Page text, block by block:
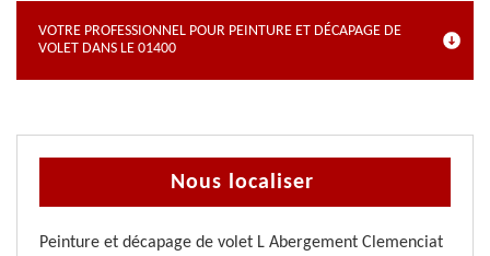
VOTRE PROFESSIONNEL POUR PEINTURE ET DÉCAPAGE DE
VOLET DANS LE 01400
Nous localiser
Peinture et décapage de volet L Abergement Clemenciat